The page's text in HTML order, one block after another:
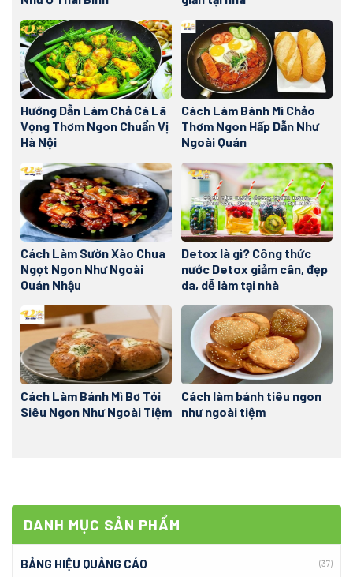
DANH MỤC SẢN PHẨM
BẢNG HIỆU QUẢNG CÁO (37)
Hướng Dẫn Làm Chả Cá Lã
Vọng Thơm Ngon Chuẩn Vị
Hà Nội
Cách Làm Bánh Mì Chảo
Thơm Ngon Hấp Dẫn Như
Ngoài Quán
Cách Làm Sườn Xào Chua
Ngọt Ngon Như Ngoài
Quán Nhậu
Detox là gì? Công thức
nước Detox giảm cân, đẹp
da, dễ làm tại nhà
Cách Làm Bánh Mì Bơ Tỏi
Siêu Ngon Như Ngoài Tiệm
Cách làm bánh tiêu ngon
như ngoài tiệm